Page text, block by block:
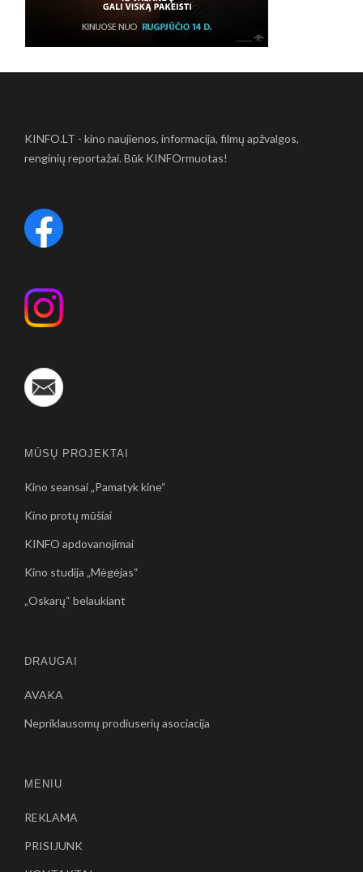
KINFO.LT - kino naujienos, informacija, filmų apžvalgos,
renginių reportažai. Būk KINFOrmuotas!
MŪSŲ PROJEKTAI
Kino seansai „Pamatyk kine“
Kino protų mūšiai
KINFO apdovanojimai
Kino studija „Mėgėjas“
„Oskarų“ belaukiant
DRAUGAI
AVAKA
Nepriklausomų prodiuserių asociacija
MENIU
REKLAMA
PRISIJUNK